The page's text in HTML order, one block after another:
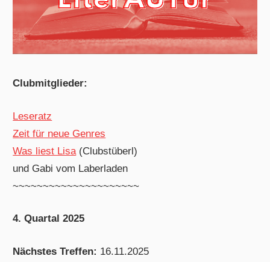
Clubmitglieder:
Leseratz
Zeit für neue Genres
Was liest Lisa(Clubstüberl)
und Gabi vom Laberladen
~~~~~~~~~~~~~~~~~~~~~
4. Quartal 2025
Nächstes Treffen: 16.11.2025